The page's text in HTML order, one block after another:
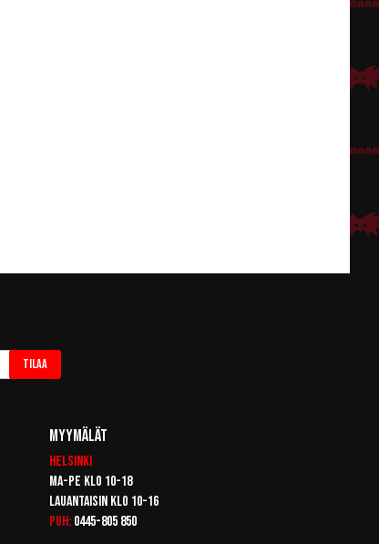
Tilaa
Myymälät
Helsinki
Ma-pe klo 10-18
Lauantaisin klo 10-16
Puh: 0445-805 850